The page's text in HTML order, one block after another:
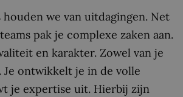
houden we van uitdagingen. Net
pak je complexe zaken aan.
en karakter. Zowel van je
Je ontwikkelt je in de volle
je expertise uit. Hierbij zijn